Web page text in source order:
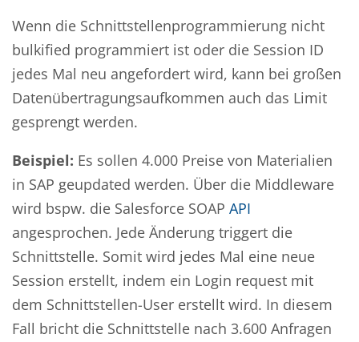
Wenn die Schnittstellenprogrammierung nicht
bulkified programmiert ist oder die Session ID
jedes Mal neu angefordert wird, kann bei großen
Datenübertragungsaufkommen auch das Limit
gesprengt werden.
Beispiel: Es sollen 4.000 Preise von Materialien
in SAP geupdated werden. Über die Middleware
wird bspw. die Salesforce SOAP API
angesprochen. Jede Änderung triggert die
Schnittstelle. Somit wird jedes Mal eine neue
Session erstellt, indem ein Login request mit
dem Schnittstellen-User erstellt wird. In diesem
Fall bricht die Schnittstelle nach 3.600 Anfragen